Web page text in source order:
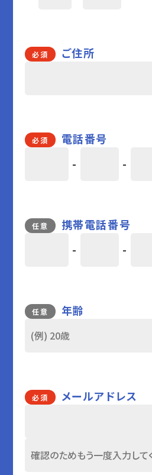
必須 ご住所
必須
電話番号
-
-
任意
携帯電話番号
-
-
任意 年齢
必須 メールアドレス